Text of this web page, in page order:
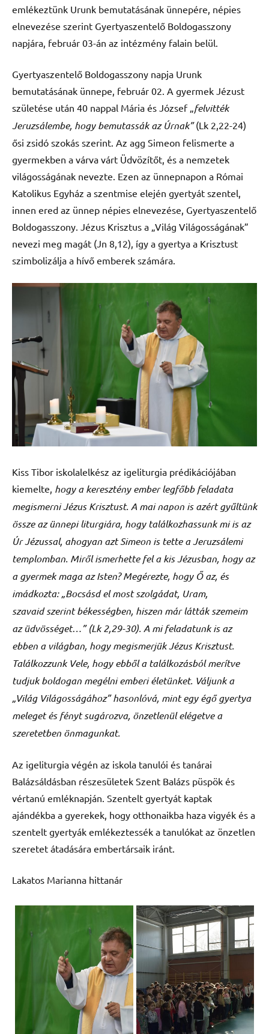
emlékeztünk Urunk bemutatásának ünnepére, népies
elnevezése szerint Gyertyaszentelő Boldogasszony
napjára, február 03-án az intézmény falain belül.
Gyertyaszentelő Boldogasszony napja Urunk
bemutatásának ünnepe, február 02. A gyermek Jézust
születése után 40 nappal Mária és József „ felvitték
Jeruzsálembe, hogy bemutassák az Úrnak”(Lk 2,22-24)
ősi zsidó szokás szerint. Az agg Simeon felismerte a
gyermekben a várva várt Üdvözítőt, és a nemzetek
világosságának nevezte. Ezen az ünnepnapon a Római
Katolikus Egyház a szentmise elején gyertyát szentel,
innen ered az ünnep népies elnevezése, Gyertyaszentelő
Boldogasszony. Jézus Krisztus a „Világ Világosságának”
nevezi meg magát (Jn 8,12), így a gyertya a Krisztust
szimbolizálja a hívő emberek számára.
Kiss Tibor iskolalelkész az igeliturgia prédikációjában
kiemelte, hogy a keresztény ember legfőbb feladata
megismerni Jézus Krisztust. A mai napon is azért gyűltünk
össze az ünnepi liturgiára, hogy találkozhassunk mi is az
Úr Jézussal, ahogyan azt Simeon is tette a Jeruzsálemi
templomban. Miről ismerhette fel a kis Jézusban, hogy az
a gyermek maga az Isten? Megérezte, hogy Ő az, és
imádkozta: „Bocsásd el most szolgádat, Uram,
szavaid szerint békességben, hiszen már látták szemeim
az üdvösséget…” (Lk 2,29-30). A mi feladatunk is az
ebben a világban, hogy megismerjük Jézus Krisztust.
Találkozzunk Vele, hogy ebből a találkozásból merítve
tudjuk boldogan megélni emberi életünket. Váljunk a
„Világ Világosságához” hasonlóvá, mint egy égő gyertya
meleget és fényt sugározva, önzetlenül elégetve a
szeretetben önmagunkat.
Az igeliturgia végén az iskola tanulói és tanárai
Balázsáldásban részesületek Szent Balázs püspök és
vértanú emléknapján. Szentelt gyertyát kaptak
ajándékba a gyerekek, hogy otthonaikba haza vigyék és a
szentelt gyertyák emlékeztessék a tanulókat az önzetlen
szeretet átadására embertársaik iránt.
Lakatos Marianna hittanár